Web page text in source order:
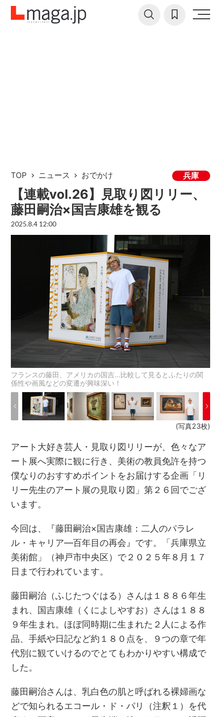
TOP ニュース おでかけ 兵庫
【連載vol.26】見取り図リリー、
藤田嗣治×国吉康雄を観る
2025.8.4 12:00
フランスの藤田、アメリカの国吉…比較して見るとふたりの関
係性や画風などの変遷が興味深い！
(写真23枚)
アート大好き芸人・見取り図リリーが、色々なア
ート展へ実際に観に行き、美術の教員免許を持つ
僕なりのおすすめポイントをお届けする企画「リ
リー先生のアート展の見取り図」第２６回でござ
います。
今回は、『藤田嗣治×国吉康雄：二人のパラレ
ル・キャリア―百年目の再会』です。「兵庫県立
美術館」（神戸市中央区）で２０２５年８月１７
日まで行われています。
藤田嗣治（ふじたつぐはる）さんは１８８６年生
まれ、国吉康雄（くによしやすお）さんは１８８
９年生まれ。ほぼ同時期に生まれた２人による作
品、手紙や日記など約１８０点を、９つの章で年
代別に観ていけるのでとてもわかりやすい構成で
した。
藤田嗣治さんは、乳白色の肌と呼ばれる裸婦画な
どで知られるエコール・ド・パリ（注釈１）を代